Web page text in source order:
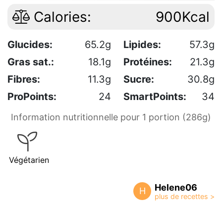
Calories: 900Kcal
Glucides: 65.2g Lipides:
57.3g
Gras sat.:
18.1g Protéines:
21.3g
Fibres:
11.3g Sucre:
30.8g
ProPoints:
24 SmartPoints: 34
Information nutritionnelle pour 1 portion (286g)
Végétarien
H Helene06